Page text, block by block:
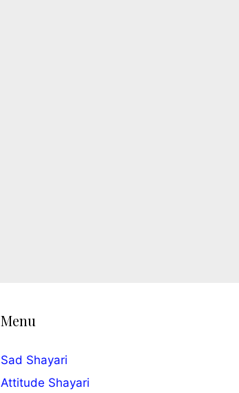
Menu
Sad Shayari
Attitude Shayari